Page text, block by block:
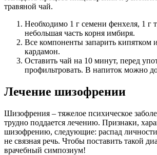
травяной чай.
Необходимо 1 г семени фенхеля, 1 г
небольшая часть корня имбиря.
Все компоненты запарить кипятком
кардамон.
Оставить чай на 10 минут, перед
профильтровать. В напиток можно
Лечение шизофрении
Шизофрения – тяжелое психическое
трудно поддается лечению. Признаки,
шизофрению, следующие: распад
не связная речь. Чтобы поставить такой
врачебный симпозиум!